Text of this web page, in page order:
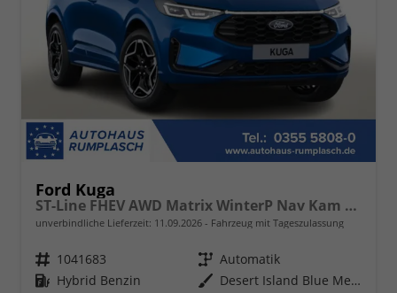
Ford Kuga
ST-Line FHEV AWD Matrix WinterP Nav Kam 19Z
unverbindliche Lieferzeit: 11.09.2026 Fahrzeug mit Tageszulassung
Fahrzeugnr. 1041683 Getriebe Automatik
Kraftstoff Hybrid Benzin Außenfarbe
Desert Island Blue Metallic